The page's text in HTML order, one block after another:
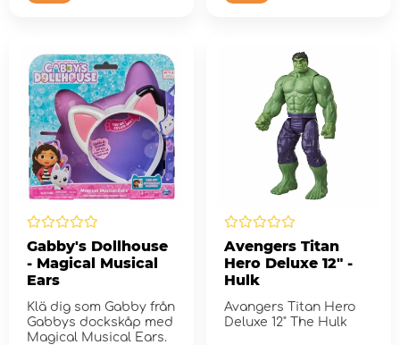
Gabby's Dollhouse
- Magical Musical
Ears
Klä dig som Gabby från
Gabbys dockskåp med
Magical Musical Ears.
Avengers Titan
Hero Deluxe 12" -
Hulk
Avangers Titan Hero
Deluxe 12" The Hulk